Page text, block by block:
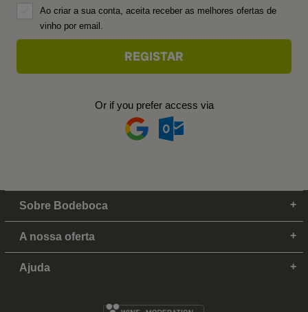
Ao criar a sua conta, aceita receber as melhores ofertas de
vinho por email.
Or if you prefer access via
Sobre Bodeboca
A nossa oferta
Ajuda